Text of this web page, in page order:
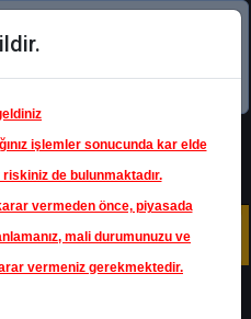
indirin!
işlemler sonucunda kar elde
de bulunmaktadır.
vermeden önce, piyasada
mali durumunuzu ve
vermeniz gerekmektedir.